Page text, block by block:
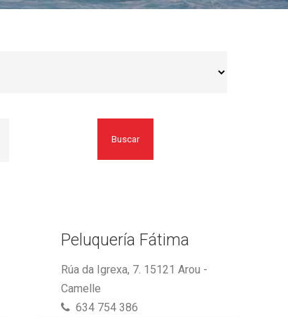
Buscar
Peluquería Fátima
Rúa da Igrexa, 7. 15121 Arou -
Camelle
634 754 386